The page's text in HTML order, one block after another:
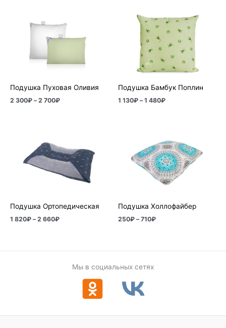
Подушка Пуховая Оливия
2 300₽ – 2 700₽
2
300₽
–
Подушка Бамбук Поплин
1 130₽ – 1 480₽
цен:
1
130₽
480₽
Подушка Ортопедическая
1 820₽ – 2 660₽
820₽
–
660₽
Подушка Холлофайбер
250₽ – 710₽
250₽
–
710₽
Мы в социальных сетях